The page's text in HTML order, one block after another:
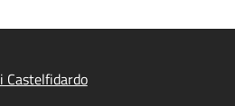
Castelfidardo